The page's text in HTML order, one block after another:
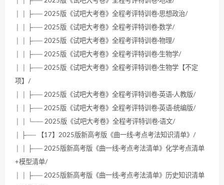
│ │ ├── 2025版《试吧大考卷》全程考评特训卷·思想政治/
│ │ ├── 2025版《试吧大考卷》全程考评特训卷·数学/
│ │ ├── 2025版《试吧大考卷》全程考评特训卷·物理/
│ │ ├── 2025版《试吧大考卷》全程考评特训卷·生物学/
│ │ ├── 2025版《试吧大考卷》全程考评特训卷·生物学【不定
项】/
│ │ ├── 2025版《试吧大考卷》全程考评特训卷·英语·人教版/
│ │ ├── 2025版《试吧大考卷》全程考评特训卷·英语·统编版/
│ │ └── 2025版《试吧大考卷》全程考评特训卷·语文/
│ ├── 【17】2025版新高考版《曲一线·考点考法知识清单》/
│ │ ├── 2025版新高考版《曲一线·考点考法清单》化学考点清单
+模型清单/
│ │ ├── 2025版新高考版《曲一线·考点考法清单》历史知识清单